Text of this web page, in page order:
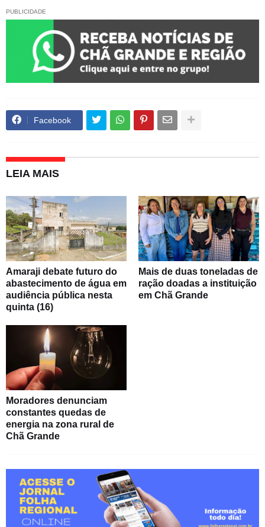
PUBLICIDADE
Facebook
LEIA MAIS
Amaraji debate futuro do
abastecimento de água em
audiência pública nesta
quinta (16)
Mais de duas toneladas de
ração doadas a instituição
em Chã Grande
Moradores denunciam
constantes quedas de
energia na zona rural de
Chã Grande